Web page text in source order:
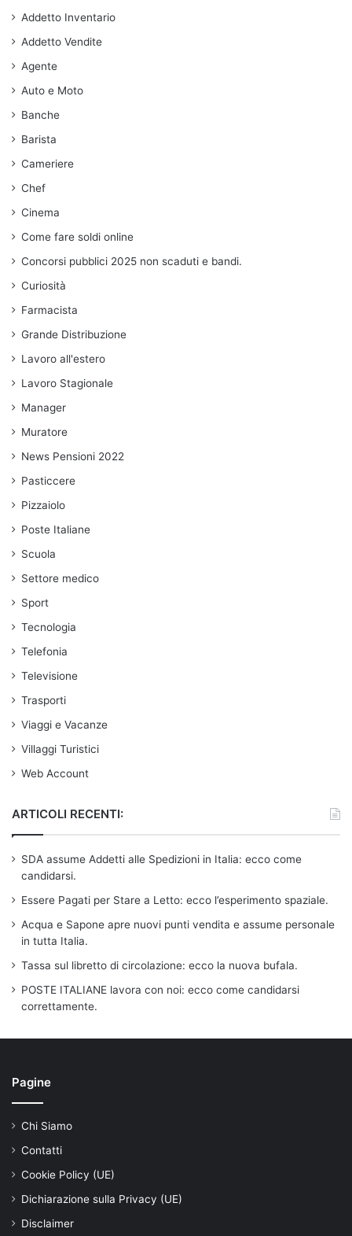
Addetto Inventario
Addetto Vendite
Agente
Auto e Moto
Banche
Barista
Cameriere
Chef
Cinema
Come fare soldi online
Concorsi pubblici 2025 non scaduti e bandi.
Curiosità
Farmacista
Grande Distribuzione
Lavoro all'estero
Lavoro Stagionale
Manager
Muratore
News Pensioni 2022
Pasticcere
Pizzaiolo
Poste Italiane
Scuola
Settore medico
Sport
Tecnologia
Telefonia
Televisione
Trasporti
Viaggi e Vacanze
Villaggi Turistici
Web Account
ARTICOLI RECENTI:
SDA assume Addetti alle Spedizioni in Italia: ecco come
candidarsi.
Essere Pagati per Stare a Letto: ecco l’esperimento spaziale.
Acqua e Sapone apre nuovi punti vendita e assume personale
in tutta Italia.
Tassa sul libretto di circolazione: ecco la nuova bufala.
POSTE ITALIANE lavora con noi: ecco come candidarsi
correttamente.
Pagine
Chi Siamo
Contatti
Cookie Policy (UE)
Dichiarazione sulla Privacy (UE)
Disclaimer